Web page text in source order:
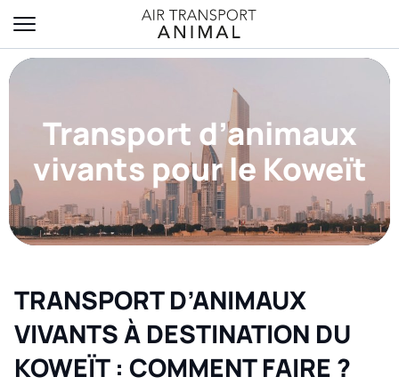
Transport d’animaux
vivants pour le Koweït
TRANSPORT D’ANIMAUX
VIVANTS À DESTINATION DU
KOWEÏT : COMMENT FAIRE ?